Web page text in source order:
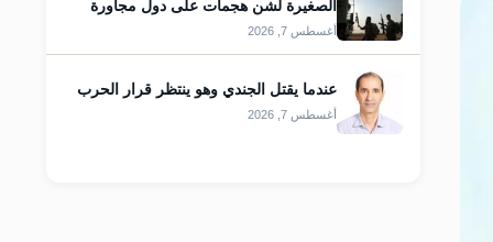
الصغيرة لشن هجمات على دول مجاورة
أغسطس 7, 2026
عندما يقتل الجندي وهو ينتظر قرار الحرب
أغسطس 7, 2026